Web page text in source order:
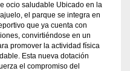
ocio saludable Ubicado en la
el parque se integra en
que ya cuenta con
convirtiéndose en un
promover la actividad física
Esta nueva dotación
el compromiso del